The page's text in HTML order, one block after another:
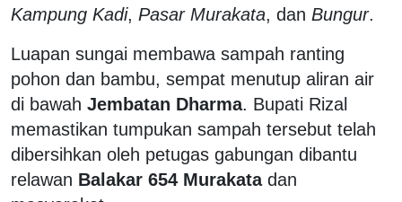
Kampung Kadi, Pasar Murakata, dan Bungur.
Luapan sungai membawa sampah ranting
pohon dan bambu, sempat menutup aliran air
di bawah Jembatan Dharma. Bupati Rizal
memastikan tumpukan sampah tersebut telah
dibersihkan oleh petugas gabungan dibantu
relawan Balakar 654 Murakatadan